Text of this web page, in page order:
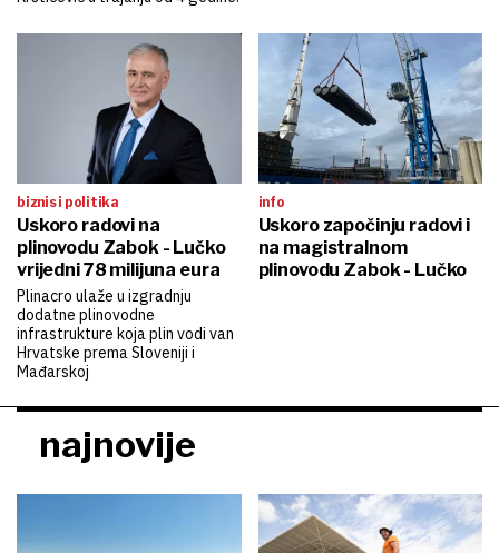
biznis i politika
Uskoro radovi na
plinovodu Zabok - Lučko
vrijedni 78 milijuna eura
Plinacro ulaže u izgradnju
dodatne plinovodne
infrastrukture koja plin vodi van
Hrvatske prema Sloveniji i
Mađarskoj
info
Uskoro započinju radovi i
na magistralnom
plinovodu Zabok - Lučko
najnovije